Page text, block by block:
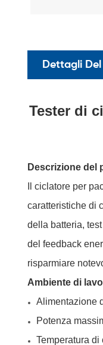
Dettagli
Tester di
Descrizione del
Il ciclatore per
caratteristiche di
della batteria,
del feedback
risparmiare
Ambiente di
Alimentazione
Potenza
Temperatura di